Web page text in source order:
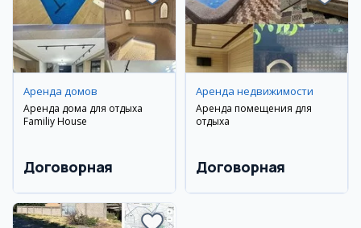
Аренда домов
Аренда дома для отдыха
Familiy House
Договорная
Аренда недвижимости
Аренда помещения для
отдыха
Договорная